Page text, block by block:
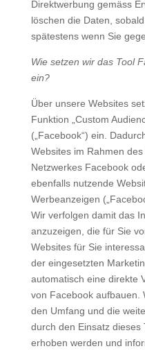
Direktwerbung gemäss
löschen die Daten,
spätestens wenn Sie
Wie setzen wir das Tool
ein?
Über unsere Websites
Funktion „Custom
(„Facebook“) ein.
Websites im Rahmen
Netzwerkes Facebook
ebenfalls nutzende
Werbeanzeigen
Wir verfolgen damit das
anzuzeigen, die für Sie
Websites für Sie
der eingesetzten
automatisch eine direkte
von Facebook aufbauen.
den Umfang und die
durch den Einsatz dieses
erhoben werden und